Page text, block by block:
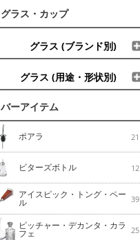
グラス・カップ
グラス (ブランド別)
グラス (用途・形状別)
バーアイテム
ポアラ 21
ビターズボトル 12
アイスピック・トング・ペー
ル 39
ピッチャー・デカンタ・カラ
フェ 25